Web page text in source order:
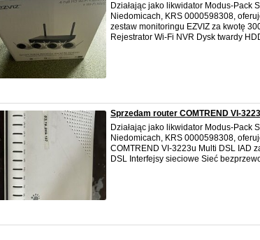
Działając jako likwidator Modus-Pack
Niedomicach, KRS 0000598308,
zestaw monitoringu EZVIZ za kwotę
Rejestrator Wi-Fi NVR Dysk twardy
Sprzedam router COMTREND VI-
Działając jako likwidator Modus-Pack
Niedomicach, KRS 0000598308,
COMTREND VI-3223u Multi DSL IAD
DSL Interfejsy sieciowe Sieć